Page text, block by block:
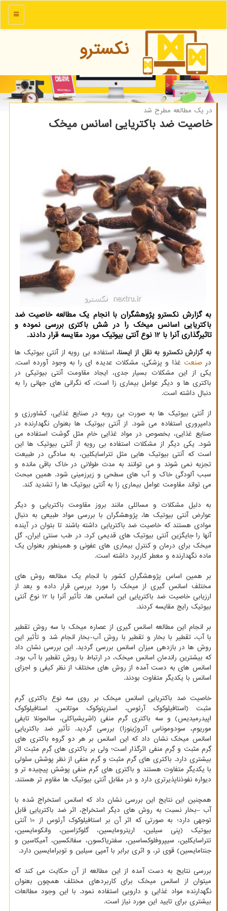
منو
نكسترو
در یك مطالعه مطرح شد
خاصیت ضد باکتریایی اسانس میخک
به گزارش نکسترو پژوهشگران با انجام یک مطالعه خاصیت ضد
باکتریایی اسانس میخک را در شش باکتری بررسی نموده و
تاثیرگذاری آنرا با 12 نوع آنتی بیوتیک مورد مقایسه قرار دادند.
به گزارش نکسترو به نقل از ایسنا، استفاده بی رویه از آنتی بیوتیک ها
درصنعت غذا و پزشکی، مشکلات عدیده ای را به وجود آورده است.
یکی از این مشکلات بسیار جدی، ایجاد مقاومت آنتی بیوتیکی در
باکتری ها و دیگر عوامل بیماری زا است، که نگرانی های جهانی را به
دنبال داشته است.
از آنتی بیوتیک ها به صورت بی رویه در صنایع غذایی، کشاورزی و
دامپروری استفاده می شود. از آنتی بیوتیک ها بعنوان نگهدارنده در
صنایع غذایی، بخصوص در مواد غذایی خام مثل گوشت استفاده می
شود. یکی دیگر از مشکلات استفاده بی رویه از آنتی بیوتیک ها این
است که آنتی بیوتیک هایی مثل تتراسایکلین، به سادگی در طبیعت
تجزیه نمی شوند و می توانند به مدت طولانی در خاک باقی مانده و
سبب آلودگی خاک و آب های سطحی و زیرزمینی شود. همین مبحث
می تواند مقاومت عوامل بیماری زا به آنتی بیوتیک ها را تشدید کند.
به دلیل مشکلات و مسائلی مانند بروز مقاومت باکتریایی و دیگر
عوارض آنتی بیوتیک ها، پژوهشگران با بررسی مواد طبیعی به دنبال
موادی هستند که خاصیت ضد باکتریایی داشته باشند تا بتوان در آینده
آنها را جایگزین آنتی بیوتیک های قدیمی کرد. در طب سنتی ایران، گل
میخک برای درمان و کنترل بیماری های عفونی و همینطور بعنوان یک
ماده نگهدارنده و معطر کاربرد داشته است.
بر همین اساس پژوهشگران کشور با انجام یک مطالعه روش های
مختلف اسانس گیری از میخک را مورد بررسی قرار داده و بعد از
ارزیابی خاصیت ضد باکتریایی این اسانس ها، تأثیر آنرا با 12 نوع آنتی
بیوتیک رایج مقایسه کردند.
بر انجام این مطالعه اسانس گیری از عصاره میخک با سه روش تقطیر
با آب، تقطیر با بخار و تقطیر با روش آب-بخار انجام شد و تأثیر این
روش ها در بازدهی میزان اسانس بررسی گردید. این بررسی نشان داد
که بیشترین راندمان اسانس میخک، در ارتباط با روش تقطیر با آب بود.
اسانس های به دست آمده از روش های مختلف از نظر کیفی و اجزای
اسانس با یکدیگر متفاوت بودند.
خاصیت ضد باکتریایی اسانس میخک بر روی سه نوع باکتری گرم
مثبت (استافیلوکوک آرئوس، استرپتوکوک موتانس، استافیلوکوک
اپیدرمیدیس) و سه باکتری گرم منفی (اشریشیاکلی، سالمونلا تایفی
موریوم، سودوموناس آئروژینوزا) بررسی گردید. تأثیر ضد باکتریایی
اسانس میخک نشان داد که این اسانس بر هر دو گروه باکتری های
گِرم مثبت و گِرم منفی اثرگذار است؛ ولی بر باکتری های گِرم مثبت اثر
بیشتری دارد. باکتری های گرم مثبت و گرم منفی از نظر پوشش سلولی
با یکدیگر متفاوت هستند و باکتری های گرم منفی پوشش پیچیده تر و
دیواره نفوذناپذیرتری دارد و در مقابل آنتی بیوتیک ها مقاوم تر هستند.
همچنین این نتایج این بررسی نشان داد که اسانس استخراج شده با
آب –بخار نسبت به روش های دیگر استخراج، اثر ضد باکتریایی قابل
توجهی دارد؛ به صورتی که اثر آن بر استافیلوکوک آرئوس از 10 آنتی
بیوتیک (پنی سیلین، اریترومایسین، گلوکزاسین، وانکومایسین،
تتراسایکلین، سیپروفلوکساسین، سفتریاکسون، سفالکسین، آمیکاسین و
جنتامایسین) قوی تر، و اثری برابر با آمپی سیلین و توبرامایسین دارد.
بررسی نتایج به دست آمده از این مطالعه از آن حکایت می کند که
میتوان از اسانس میخک برای کاربردهای مختلف همچون بعنوان
نگهدارنده مواد غذایی و دارویی استفاده نمود. با این وجود مطالعات
بیشتری برای تایید این مورد نیاز است.